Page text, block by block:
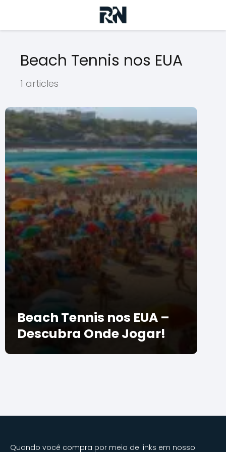
Beach Tennis nos EUA
1 articles
Beach Tennis nos EUA –
Descubra Onde Jogar!
Quando você compra por meio de links em nosso